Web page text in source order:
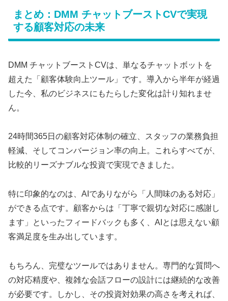
まとめ：DMM チャットブーストCVで実現
する顧客対応の未来
DMM チャットブーストCVは、単なるチャットボットを
超えた「顧客体験向上ツール」です。導入から半年が経過
した今、私のビジネスにもたらした変化は計り知れませ
ん。
24時間365日の顧客対応体制の確立、スタッフの業務負担
軽減、そしてコンバージョン率の向上。これらすべてが、
比較的リーズナブルな投資で実現できました。
特に印象的なのは、AIでありながら「人間味のある対応」
ができる点です。顧客からは「丁寧で親切な対応に感謝し
ます」といったフィードバックも多く、AIとは思えない顧
客満足度を生み出しています。
もちろん、完璧なツールではありません。専門的な質問へ
の対応精度や、複雑な会話フローの設計には継続的な改善
が必要です。しかし、その投資対効果の高さを考えれば、